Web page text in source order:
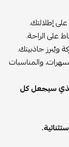
إطلالتك.
على الراحة.
ويُبرز جاذبيتك.
والمناسبات
سيجعل كل